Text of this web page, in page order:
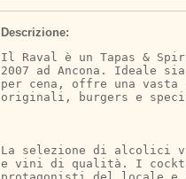
Descrizione:
Il Raval è un Tapas &
2007 ad Ancona. Ideale
per cena, offre una
originali, burgers e
La selezione di alcolici
e vini di qualità. I